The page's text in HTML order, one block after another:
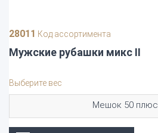
28011 Код ассортимента
Мужские рубашки микс II
Выберите вес
Мешок 50 плюс